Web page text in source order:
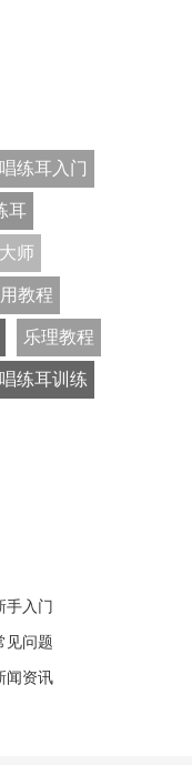
练耳入门
耳
师
教程
乐理教程
练耳训练
手入门
见问题
闻资讯